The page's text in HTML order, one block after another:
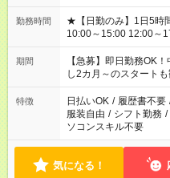
勤務時間
★【日勤のみ】1日5時間～OK！ ≪シフト
10:00～15:00 12:00
期間
【急募】即日勤務OK
し2カ月～のスタートも
特徴 日払いOK / 履歴書不要
服装自由 / シフト勤務 /
ソコンスキル不要
気になる！